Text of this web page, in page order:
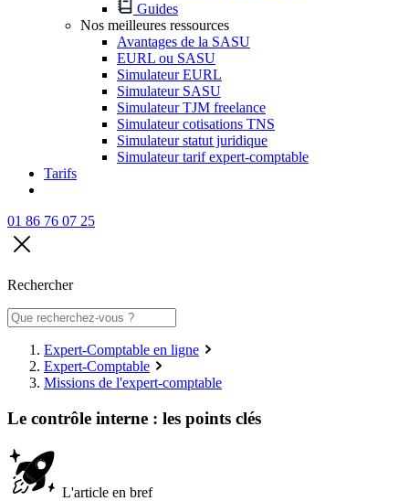
Guides
Nos meilleures ressources
Avantages de la SASU
EURL ou SASU
Simulateur EURL
Simulateur SASU
Simulateur TJM freelance
Simulateur cotisations TNS
Simulateur statut juridique
Simulateur tarif expert-comptable
Tarifs
01 86 76 07 25
Rechercher
Expert-Comptable en ligne
Expert-Comptable
Missions de l'expert-comptable
Le contrôle interne : les points clés
L'article en bref